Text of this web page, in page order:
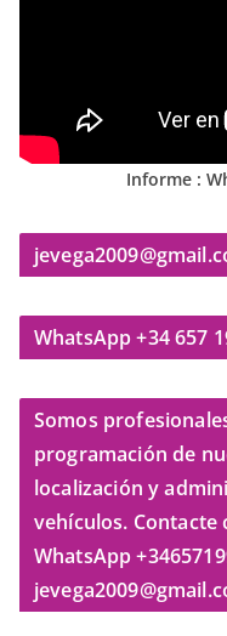
Informe :
WhatsApp +34 657
Somos
programación de
localización y
vehículos. Contacte
WhatsApp